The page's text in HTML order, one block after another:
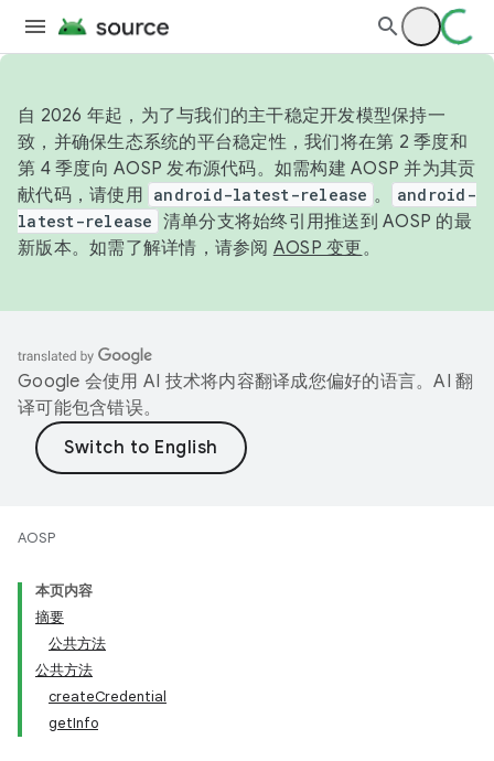
自 2026 年起，为了与我们的主干稳定开发模型保持一
致，并确保生态系统的平台稳定性，我们将在第 2 季度和
第 4 季度向 AOSP 发布源代码。如需构建 AOSP 并为其贡
献代码，请使用 android-latest-release 。
android-
latest-release 清单分支将始终引用推送到 AOSP 的最
新版本。如需了解详情，请参阅 AOSP 变更。
Google 会使用 AI 技术将内容翻译成您偏好的语言。AI 翻
译可能包含错误。
AOSP
本页内容
摘要
公共方法
公共方法
createCredential
getInfo